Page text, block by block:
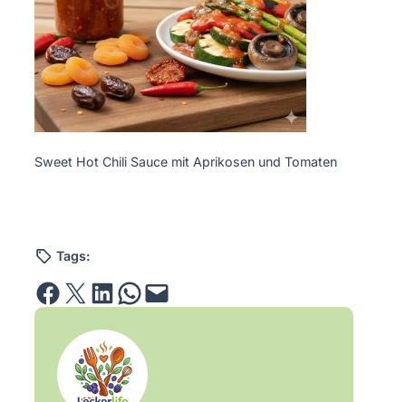
Sweet Hot Chili Sauce mit Aprikosen und Tomaten
Tags:
Share on Facebook Email this Page Share on LinkedIn Share on WhatsApp Email this Page